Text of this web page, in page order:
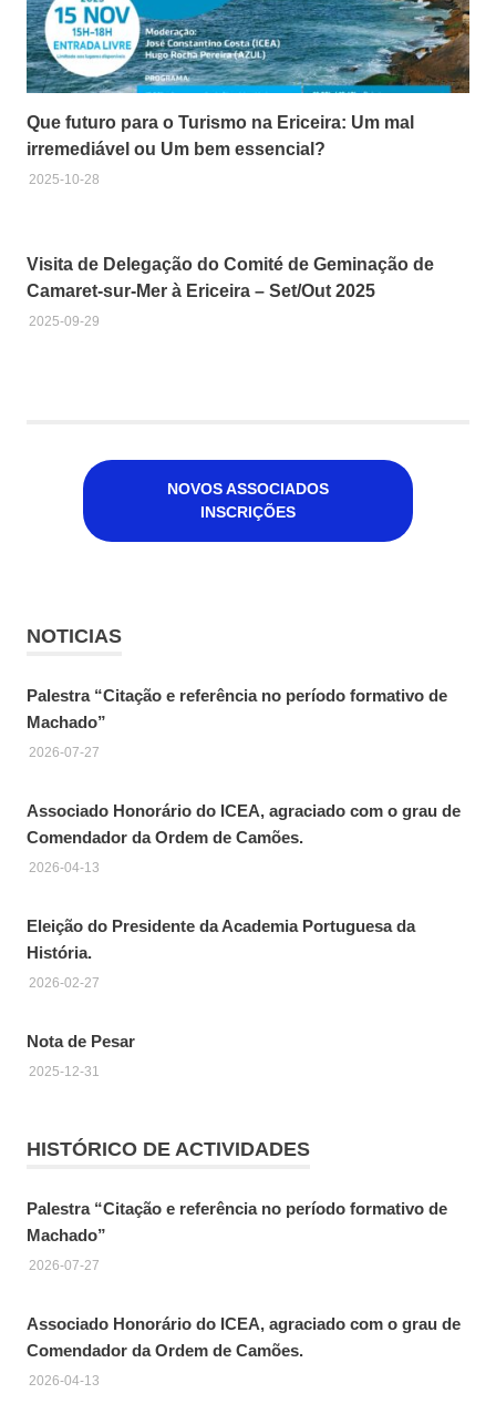
Que futuro para o Turismo na Ericeira: Um mal
irremediável ou Um bem essencial?
2025-10-28
Visita de Delegação do Comité de Geminação de
Camaret-sur-Mer à Ericeira – Set/Out 2025
2025-09-29
NOVOS ASSOCIADOS
INSCRIÇÕES
NOTICIAS
Palestra “Citação e referência no período formativo de
Machado”
2026-07-27
Associado Honorário do ICEA, agraciado com o grau de
Comendador da Ordem de Camões.
2026-04-13
Eleição do Presidente da Academia Portuguesa da
História.
2026-02-27
Nota de Pesar
2025-12-31
HISTÓRICO DE ACTIVIDADES
Palestra “Citação e referência no período formativo de
Machado”
2026-07-27
Associado Honorário do ICEA, agraciado com o grau de
Comendador da Ordem de Camões.
2026-04-13